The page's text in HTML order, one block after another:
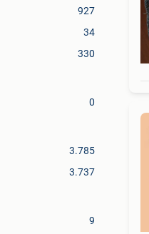
927
34
330
0
3.785
3.737
9